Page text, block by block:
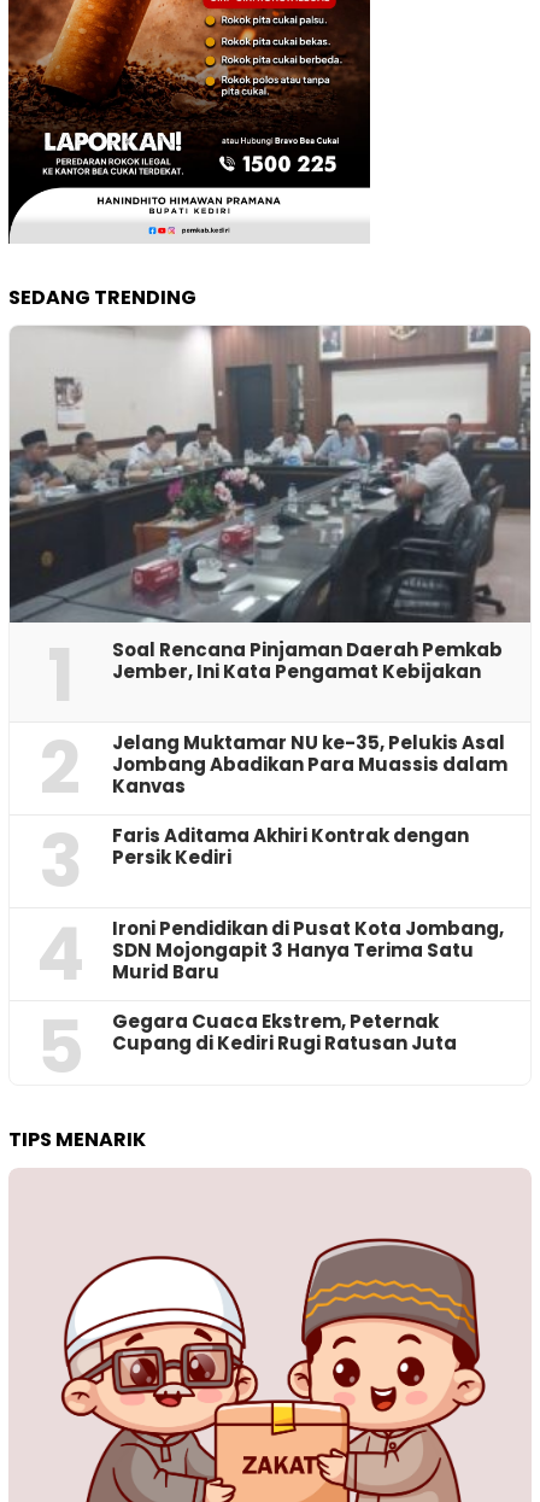
SEDANG TRENDING
1
‎Soal Rencana Pinjaman Daerah Pemkab
Jember, Ini Kata Pengamat Kebijakan ‎
2
Jelang Muktamar NU ke-35, Pelukis Asal
Jombang Abadikan Para Muassis dalam
Kanvas
3
Faris Aditama Akhiri Kontrak dengan
Persik Kediri
4
Ironi Pendidikan di Pusat Kota Jombang,
SDN Mojongapit 3 Hanya Terima Satu
Murid Baru
5
‎Gegara Cuaca Ekstrem, Peternak
Cupang di Kediri Rugi Ratusan Juta
TIPS MENARIK